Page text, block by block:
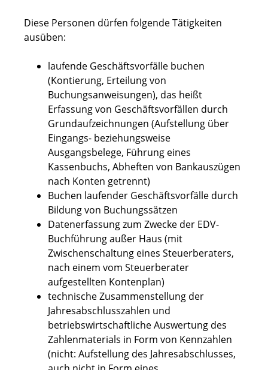
Diese Personen dürfen folgende Tätigkeiten
ausüben:
laufende Geschäftsvorfälle buchen
(Kontierung, Erteilung von
Buchungsanweisungen), das heißt
Erfassung von Geschäftsvorfällen durch
Grundaufzeichnungen (Aufstellung über
Eingangs- beziehungsweise
Ausgangsbelege, Führung eines
Kassenbuchs, Abheften von Bankauszügen
nach Konten getrennt)
Buchen laufender Geschäftsvorfälle durch
Bildung von Buchungssätzen
Datenerfassung zum Zwecke der EDV-
Buchführung außer Haus (mit
Zwischenschaltung eines Steuerberaters,
nach einem vom Steuerberater
aufgestellten Kontenplan)
technische Zusammenstellung der
Jahresabschlusszahlen und
betriebswirtschaftliche Auswertung des
Zahlenmaterials in Form von Kennzahlen
(nicht: Aufstellung des Jahresabschlusses,